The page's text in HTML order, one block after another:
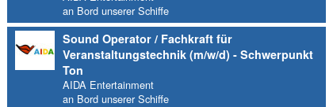
an Bord unserer Schiffe
Sound Operator / Fachkraft für
Veranstaltungstechnik (m/w/d) - Schwerpunkt
Ton
AIDA Entertainment
an Bord unserer Schiffe